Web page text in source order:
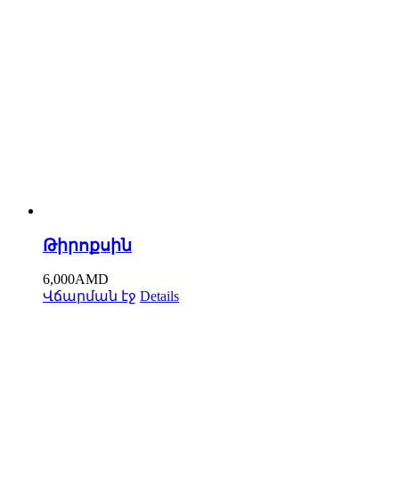
Թիրոքսին
6,000AMD
Վճարման էջ Details